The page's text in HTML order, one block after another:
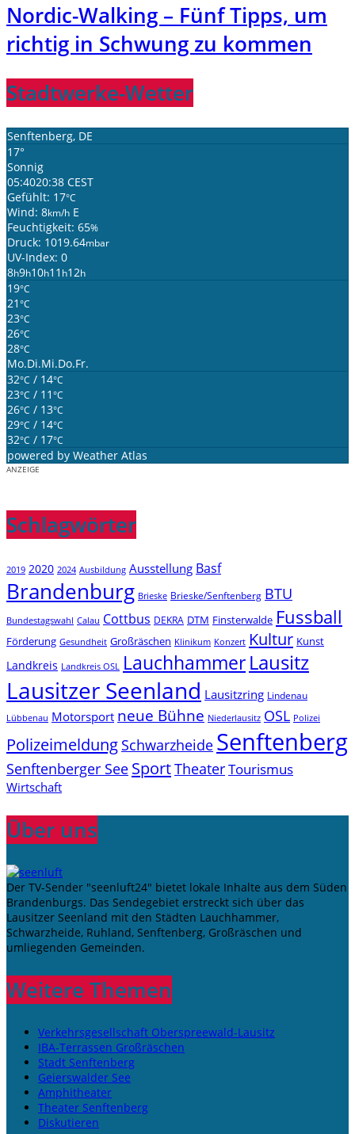
Nordic-Walking – Fünf Tipps, um
richtig in Schwung zu kommen
Stadtwerke-Wetter
Senftenberg, DE
17°
Sonnig
05:4020:38 CEST
Gefühlt: 17°C
Wind: 8km/h E
Feuchtigkeit: 65%
Druck: 1019.64mbar
UV-Index: 0
8h9h10h11 h12h
19°C
21 °C
23°C
26°C
28°C
Mo.Di.Mi.Do.Fr.
32°C / 14°C
23°C / 11 °C
26°C / 13°C
29°C / 14°C
32°C / 17°C
powered by Weather Atlas
ANZEIGE
Schlagwörter
2019 2020 2024 Ausbildung Ausstellung Basf
Brandenburg Brieske Brieske/Senftenberg BTU
Bundestagswahl Calau Cottbus DEKRA DTM Finsterwalde Fussball
Förderung Gesundheit Großräschen Klinikum Konzert Kultur Kunst
Landkreis Landkreis OSL LauchhammerLausitz
Lausitzer Seenland Lausitzring Lindenau
Lübbenau Motorsport neue Bühne Niederlausitz OSL Polizei
Polizeimeldung Schwarzheide Senftenberg
Senftenberger See SportTheaterTourismus
Wirtschaft
Über uns
Der TV-Sender "seenluft24" bietet lokale Inhalte aus dem Süden
Brandenburgs. Das Sendegebiet erstreckt sich über das
Lausitzer Seenland mit den Städten Lauchhammer,
Schwarzheide, Ruhland, Senftenberg, Großräschen und
umliegenden Gemeinden.
Weitere Themen
Verkehrsgesellschaft Oberspreewald-Lausitz
IBA-Terrassen Großräschen
Stadt Senftenberg
Geierswalder See
Amphitheater
Theater Senftenberg
Diskutieren